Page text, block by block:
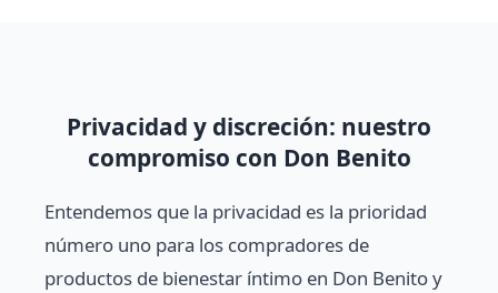
Privacidad y discreción: nuestro
compromiso con Don Benito
Entendemos que la privacidad es la prioridad
número uno para los compradores de
productos de bienestar íntimo en Don Benito y